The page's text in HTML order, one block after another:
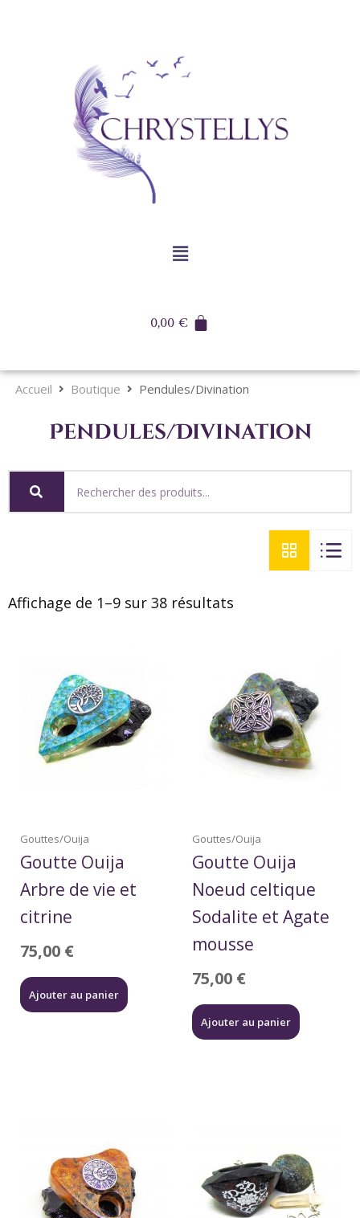
0,00€
Accueil Boutique Pendules/Divination
Pendules/Divination
Affichage de 1–9 sur 38 résultats
Gouttes/Ouija
Goutte Ouija
Arbre de vie et
citrine
75,00 €
Ajouter au panier
Gouttes/Ouija
Goutte Ouija
Noeud celtique
Sodalite et Agate
mousse
75,00 €
Ajouter au panier